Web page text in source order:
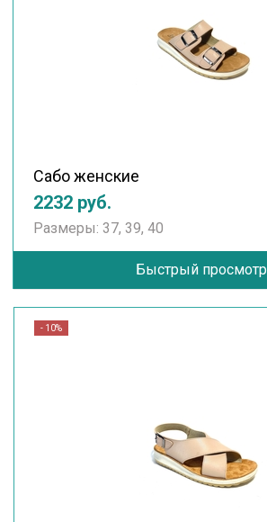
Сабо женские
2232 руб.
Размеры: 37, 39, 40
Быстрый просмотр
- 10%